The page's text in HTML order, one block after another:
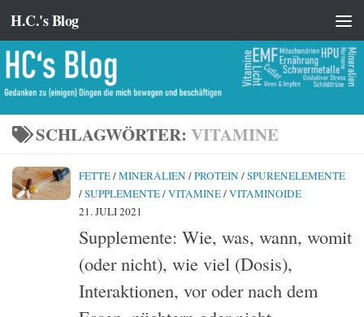
Zum Inhalt springen
H.C.'s Blog
SCHLAGWÖRTER: VITAMINE
FETTE/MINERALIEN /PROTEIN /SPURENELEMENTE
/SUPPLEMENTE/VITAMINE/VITAMINOIDE
21. JULI 2021
Supplemente: Wie, was, wann, womit
(oder nicht), wie viel (Dosis),
Interaktionen, vor oder nach dem